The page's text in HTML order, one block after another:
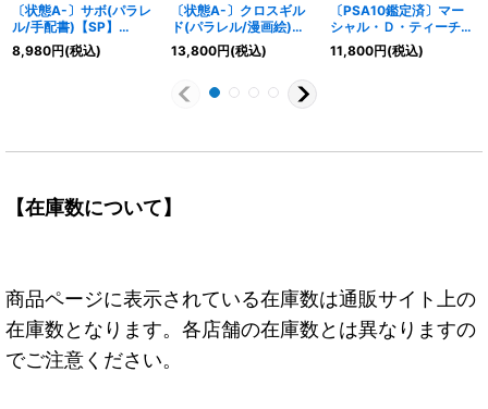
〔状態A-〕サボ(パラレ
ル/手配書)【SP】
{OP13-120}
8,980円(税込)
〔状態A-〕クロスギル
ド(パラレル/漫画絵)
【R/P】{OP09-057}
13,800円(税込)
〔PSA10鑑定済〕マー
シャル・Ｄ・ティーチ
(パラレル/漫画絵)
【L/P】{OP09-081}
11,800円(税込)
【在庫数について】
商品ページに表示されている在庫数は通販サイト上の
在庫数となります。各店舗の在庫数とは異なりますの
でご注意ください。